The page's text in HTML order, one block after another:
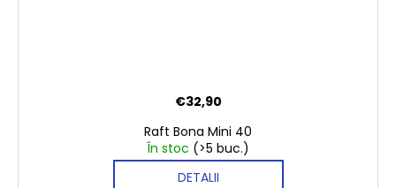
Raft Bona Mini 40
În stoc (>5 buc.)
€32,90
DETALII